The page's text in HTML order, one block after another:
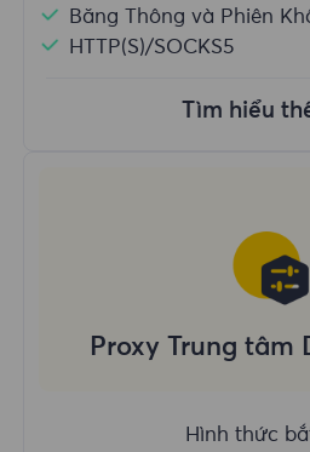
Băng Thông và Phiên
HTTP(S)/SOCKS5
Tìm hiểu
Proxy Trung tâm
Hình thức